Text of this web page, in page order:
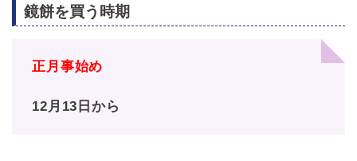
鏡餅を買う時期
正月事始め
12月13日から